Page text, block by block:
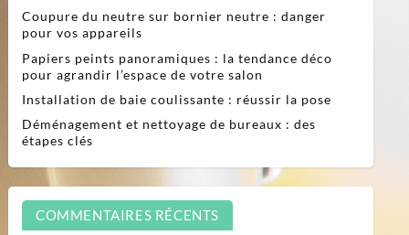
Coupure du neutre sur bornier neutre : danger
pour vos appareils
Papiers peints panoramiques : la tendance déco
pour agrandir l’espace de votre salon
Installation de baie coulissante : réussir la pose
Déménagement et nettoyage de bureaux : des
étapes clés
COMMENTAIRES RÉCENTS